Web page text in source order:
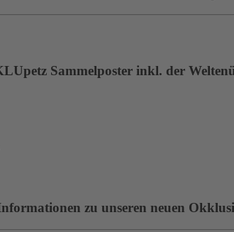
Sammelposter inkl. der
zu unseren neuen